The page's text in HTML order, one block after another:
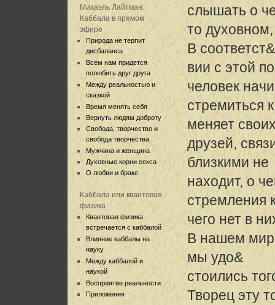
Михаэль Лайтман:
Каббала в прямом
эфире
Природа не терпит
дисбаланса
Всем нам придется
полюбить друг друга
Между реальностью и
сказкой
Время менять себя
Вернуть людям доброту
Свобода, творчество и
свобода творчества
Мужчина и женщина
Духовные корни секса
О любви и браке
Каббала или квантовая
физика
Квантовая физика
встречается с каббалой
Влияние каббалы на
науку
Между каббалой и
наукой
Восприятие реальности
Приложения
слышать о
то
В соответст&
вии с этой
человек
стремиться
меняет
друзей,
близкими не
находит, о
стремления
чего нет в
В нашем
мы удо&
стоились
Творец эту